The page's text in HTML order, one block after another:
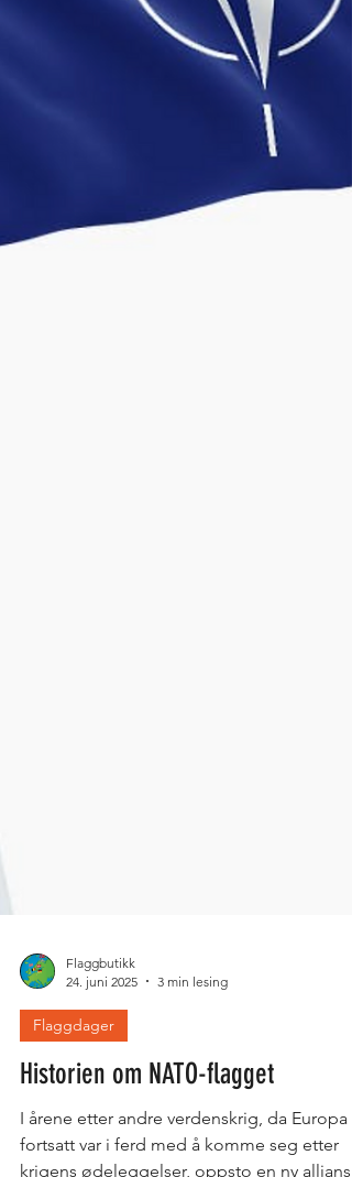
Flaggbutikk
Historien om NATO-flagget